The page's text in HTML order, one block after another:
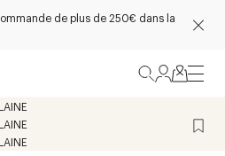
de plus de 250€ dans la